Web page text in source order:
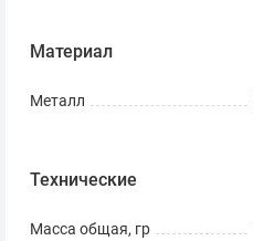
Материал
Металл
Технические
Масса общая, гр